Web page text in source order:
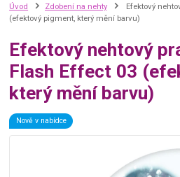
Úvod Zdobení na nehty
Efektový
(efektový pigment, který mění barvu)
Efektový nehtový
Flash Effect 03
který mění barvu)
Nově v nabídce